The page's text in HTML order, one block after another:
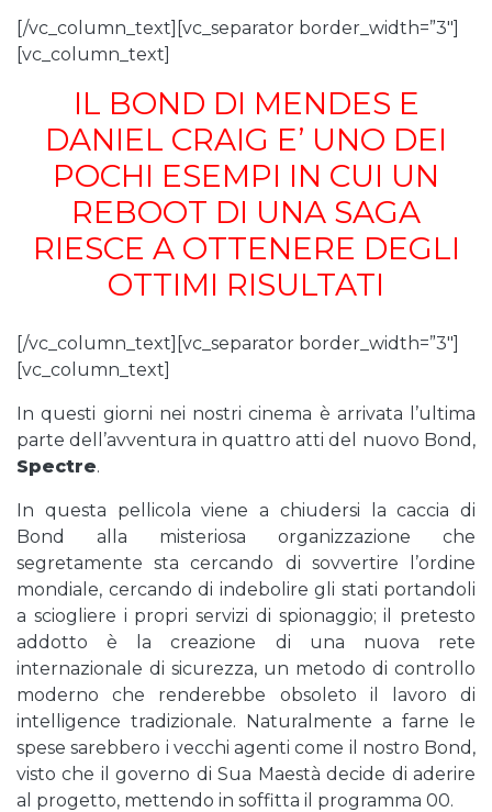
[/vc_column_text][vc_separator border_width=”3″]
[vc_column_text]
IL BOND DI MENDES E
DANIEL CRAIG E’ UNO DEI
POCHI ESEMPI IN CUI UN
REBOOT DI UNA SAGA
RIESCE A OTTENERE DEGLI
OTTIMI RISULTATI
[/vc_column_text][vc_separator border_width=”3″]
[vc_column_text]
In questi giorni nei nostri cinema è arrivata l’ultima
parte dell’avventura in quattro atti del nuovo Bond,
Spectre.
In questa pellicola viene a chiudersi la caccia di
Bond alla misteriosa organizzazione che
segretamente sta cercando di sovvertire l’ordine
mondiale, cercando di indebolire gli stati portandoli
a sciogliere i propri servizi di spionaggio; il pretesto
addotto è la creazione di una nuova rete
internazionale di sicurezza, un metodo di controllo
moderno che renderebbe obsoleto il lavoro di
intelligence tradizionale. Naturalmente a farne le
spese sarebbero i vecchi agenti come il nostro Bond,
visto che il governo di Sua Maestà decide di aderire
al progetto, mettendo in soffitta il programma 00.